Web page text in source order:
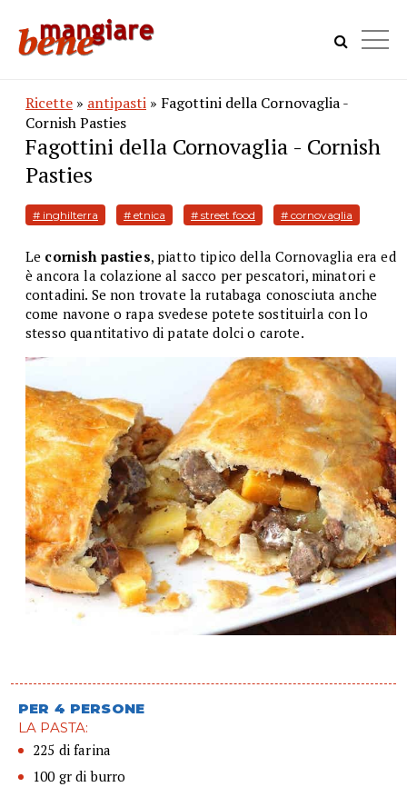
Ricette » antipasti » Fagottini della Cornovaglia -
Cornish Pasties
Fagottini della Cornovaglia - Cornish
Pasties
# inghilterra # etnica # street food # cornovaglia
Le cornish pasties, piatto tipico della Cornovaglia era ed
è ancora la colazione al sacco per pescatori, minatori e
contadini. Se non trovate la rutabaga conosciuta anche
come navone o rapa svedese potete sostituirla con lo
stesso quantitativo di patate dolci o carote.
PER 4 PERSONE
LA PASTA:
225 di farina
100 gr di burro